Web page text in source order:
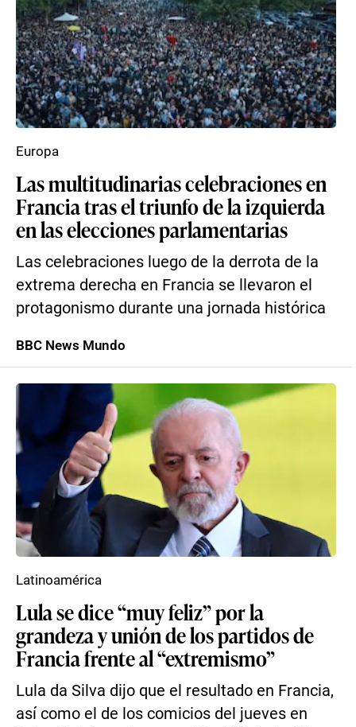
Las multitudinarias celebraciones en
Francia tras el triunfo de la izquierda
en las elecciones parlamentarias
Las celebraciones luego de la derrota de la
extrema derecha en Francia se llevaron el
protagonismo durante una jornada histórica
Europa
BBC News Mundo
Lula se dice “muy feliz” por la
grandeza y unión de los partidos de
Francia frente al “extremismo”
Lula da Silva dijo que el resultado en Francia,
así como el de los comicios del jueves en
Latinoamérica